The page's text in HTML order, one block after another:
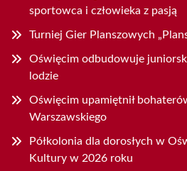
sportowca i człowieka z pasją
Turniej Gier Planszowych
Oświęcim odbudowuje
lodzie
Oświęcim upamiętnił
Warszawskiego
Półkolonia dla dorosłych w
Kultury w 2026 roku